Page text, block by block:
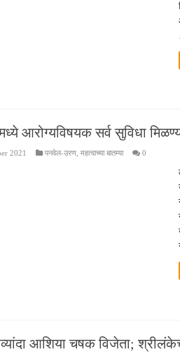
आरोग्यविषयक सर्व सुविधा
2021 पनवेल-उरण महत्वाच्या बातम्या 0
आशिया चषक विजेता;